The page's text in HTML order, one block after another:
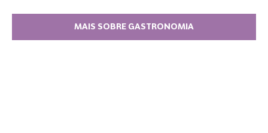
MAIS SOBRE GASTRONOMIA